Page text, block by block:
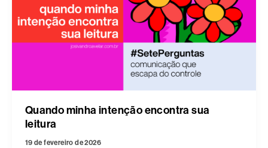
Quando minha intenção encontra sua
leitura
19 de fevereiro de 2026